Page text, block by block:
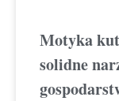
Motyka
solidne